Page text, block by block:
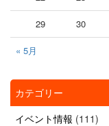
« 5月
29 30
カテゴリー
イベント情報 (111)